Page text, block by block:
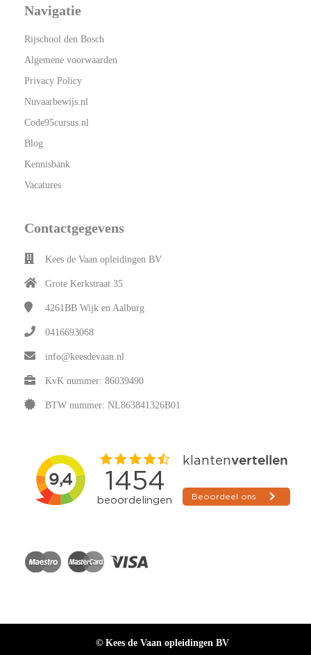
Navigatie
Rijschool den Bosch
Algemene voorwaarden
Privacy Policy
Nuvaarbewijs.nl
Code95cursus.nl
Blog
Kennisbank
Vacatures
Contactgegevens
Kees de Vaan opleidingen BV
Grote Kerkstraat 35
4261BB Wijk en Aalburg
0416693068
info@keesdevaan.nl
KvK nummer: 86039490
BTW nummer: NL863841326B01
© Kees de Vaan opleidingen BV